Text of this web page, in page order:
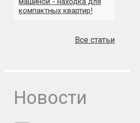
компактных квартир!
Все статьи
Новости
Новинка